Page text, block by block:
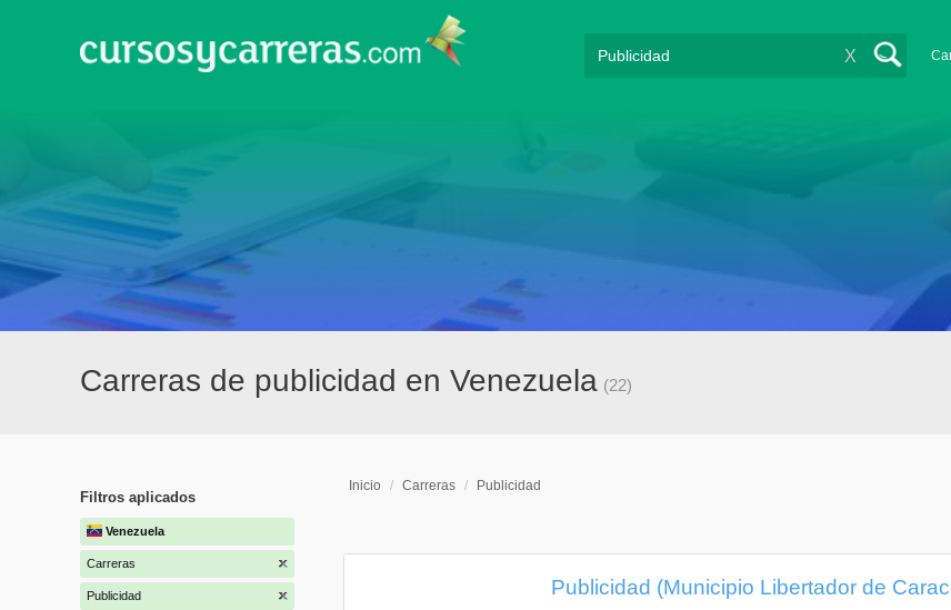
X
Carreras de publicidad en Venezuela (22)
Filtros aplicados
Venezuela
Carreras
Publicidad
Inicio / Carreras / Publicidad
Publicidad (Municipio Libertador de